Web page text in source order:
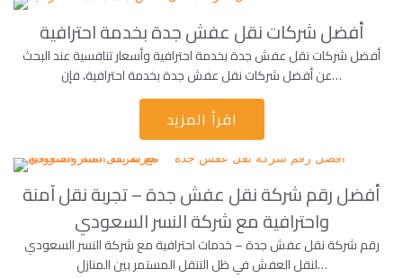
أفضل شركات نقل عفش جدة بخدمة احترافية
أفضل شركات نقل عفش جدة بخدمة احترافية وأسعار تنافسية عند البحث
عن أفضل شركات نقل عفش جدة بخدمة احترافية، فإن…
اقرأ المزيد
أفضل رقم شركة نقل عفش جدة – تجربة نقل آمنة
واحترافية مع شركة النسر السعودي
رقم شركة نقل عفش جدة – خدمات احترافية مع شركة النسر السعودي
لنقل العفش في ظل التنقل المستمر بين المنازل…